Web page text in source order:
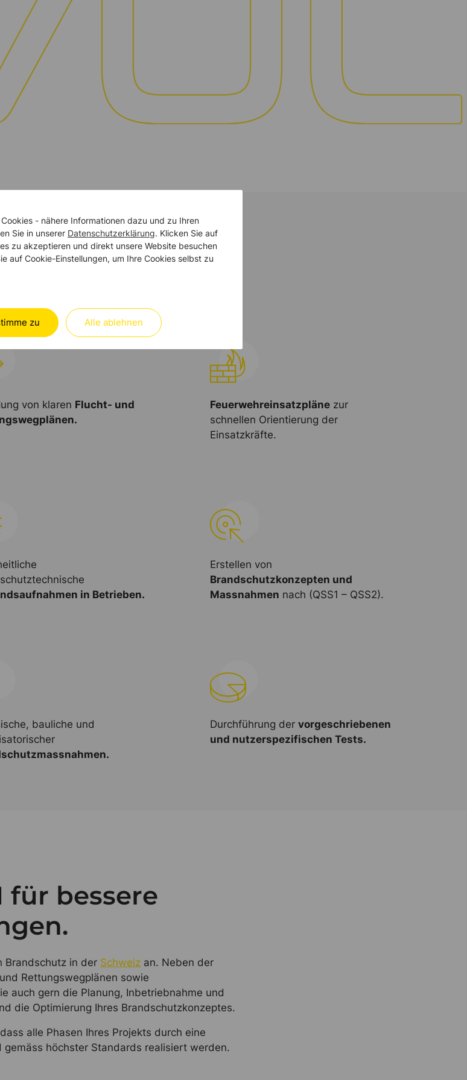
von klaren Flucht- und
Feuerwehreinsatzpläne zur
schnellen Orientierung der
Einsatzkräfte.
in Betrieben.
Erstellen von
Brandschutzkonzepten und
Massnahmen nach (QSS1 – QSS2).
bauliche und
Durchführung der vorgeschriebenen
und nutzerspezifischen Tests.
für bessere
Brandschutz in der Schweiz an. Neben der
Rettungswegplänen sowie
auch gern die Planung, Inbetriebnahme und
die Optimierung Ihres Brandschutzkonzeptes.
alle Phasen Ihres Projekts durch eine
höchster Standards realisiert werden.
- nähere Informationen dazu und zu Ihren
Sie in unserer Datenschutzerklärung. Klicken Sie auf
zu akzeptieren und direkt unsere Website besuchen
auf Cookie-Einstellungen, um Ihre Cookies selbst zu
zu Alle ablehnen